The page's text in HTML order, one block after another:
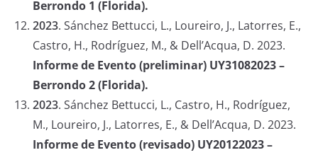
Berrondo 1 (Florida).
2023. Sánchez Bettucci, L., Loureiro, J., Latorres, E.,
Castro, H., Rodríguez, M., & Dell’Acqua, D. 2023.
Informe de Evento (preliminar) UY31082023 –
Berrondo 2 (Florida).
2023. Sánchez Bettucci, L., Castro, H., Rodríguez,
M., Loureiro, J., Latorres, E., & Dell’Acqua, D. 2023.
Informe de Evento (revisado) UY20122023 –